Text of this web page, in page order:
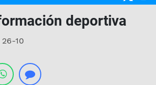
deportiva
26-10